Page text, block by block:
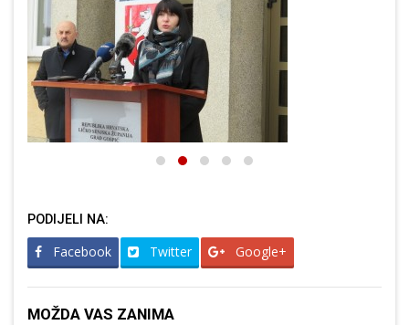
PODIJELI NA:
Facebook Twitter Google+
MOŽDA VAS ZANIMA